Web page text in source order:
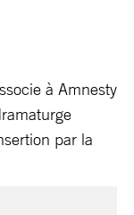
à Amnesty
par la